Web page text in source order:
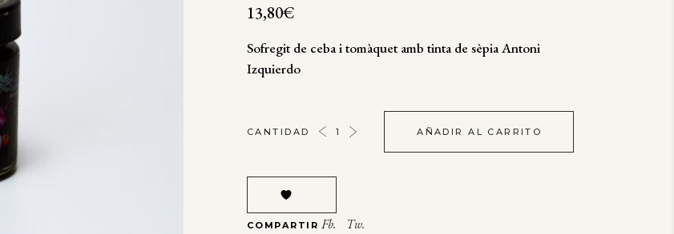
13,80€
Sofregit de ceba i tomàquet amb tinta de sèpia Antoni
Izquierdo
SOFREGIT
TOMÀQUET
CANTIDAD AÑADIR AL CARRITO
COMPARTIR Fb. Tw.